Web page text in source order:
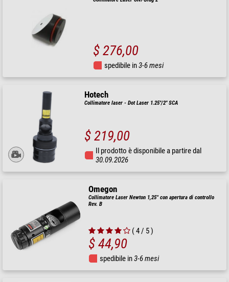
$ 276,00
spedibile in3-6 mesi
Hotech
Collimatore laser - Dot Laser 1.25"/2" SCA
$ 219,00
Il prodotto è disponibile a partire dal
30.09.2026
Omegon
Collimatore Laser Newton 1,25'' con apertura di controllo
Rev. B
( 4 / 5 )
$ 44,90
spedibile in3-6 mesi